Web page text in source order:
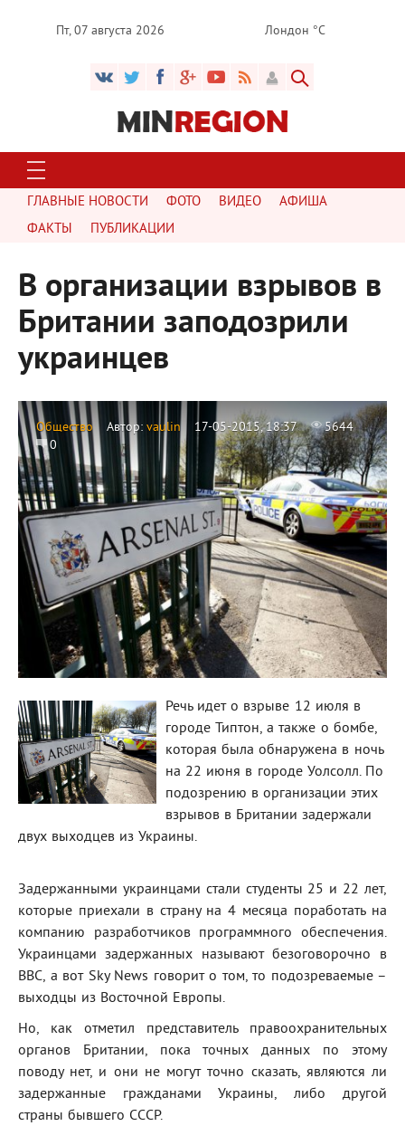
Пт, 07 августа 2026 Лондон °C
ГЛАВНЫЕ НОВОСТИ ФОТО ВИДЕО
АФИША
ФАКТЫ
ПУБЛИКАЦИИ
В организации взрывов в
Британии заподозрили
украинцев
Общество Автор: vaulin 17-05-2015, 18:37
5644
0
Речь идет о взрыве 12 июля в
городе Типтон, а также о бомбе,
которая была обнаружена в ночь
на 22 июня в городе Уолсолл. По
подозрению в организации этих
взрывов в Британии задержали
двух выходцев из Украины.
Задержанными украинцами стали студенты 25 и 22 лет,
которые приехали в страну на 4 месяца поработать на
компанию разработчиков программного обеспечения.
Украинцами задержанных называют безоговорочно в
ВВС, а вот Sky News говорит о том, то подозреваемые –
выходцы из Восточной Европы.
Но, как отметил представитель правоохранительных
органов Британии, пока точных данных по этому
поводу нет, и они не могут точно сказать, являются ли
задержанные гражданами Украины, либо другой
страны бывшего СССР.